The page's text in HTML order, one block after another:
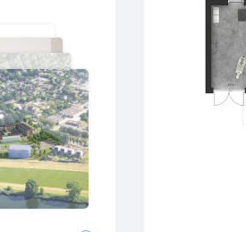
badkamer met ligbad en twee
vrij indeelbaar, met een afgesloten
en plaats voor twee auto’s naast
afwerkingsniveau met diverse
wonen door balansventilatie,